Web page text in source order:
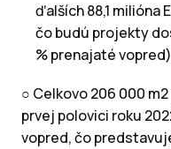
ďalších 88,1 milióna
čo budú projekty
% prenajaté
○ Celkovo 206 000
prvej polovici roku
vopred, čo predstavuje